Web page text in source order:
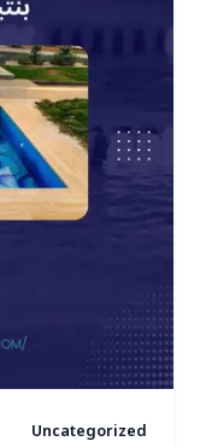
Uncategorized